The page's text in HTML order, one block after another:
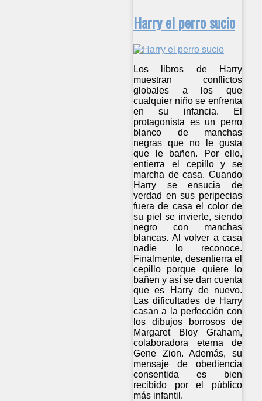
Harry el perro sucio
Los libros de Harry
muestran conflictos
globales a los que
cualquier niño se enfrenta
en su infancia. El
protagonista es un perro
blanco de manchas
negras que no le gusta
que le bañen. Por ello,
entierra el cepillo y se
marcha de casa. Cuando
Harry se ensucia de
verdad en sus peripecias
fuera de casa el color de
su piel se invierte, siendo
negro con manchas
blancas. Al volver a casa
nadie lo reconoce.
Finalmente, desentierra el
cepillo porque quiere lo
bañen y así se dan cuenta
que es Harry de nuevo.
Las dificultades de Harry
casan a la perfección con
los dibujos borrosos de
Margaret Bloy Graham,
colaboradora eterna de
Gene Zion. Además, su
mensaje de obediencia
consentida es bien
recibido por el público
más infantil.